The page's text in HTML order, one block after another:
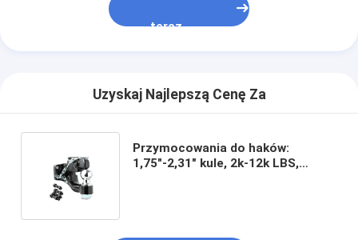
teraz
Uzyskaj Najlepszą Cenę Za
Przymocowania do haków:
1,75"-2,31" kule, 2k-12k LBS,